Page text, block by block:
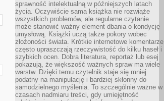
sprawność intelektualną w późniejszych latach
życia. Oczywiście sama książka nie rozwiąże
wszystkich problemów, ale regularne czytanie
może stanowić ważny element dbania o kondycję
umysłową. Książki uczą także pokory wobec
złożoności świata. Krótkie internetowe komentarze
często upraszczają rzeczywistość do kilku haseł i
szybkich ocen. Dobra literatura, reportaż lub esej
pokazują, że większość ważnych spraw ma wiele
warstw. Dzięki temu czytelnik staje się mniej
podatny na manipulację i bardziej skłonny do
samodzielnego myślenia. To szczególnie ważne w
czasach nadmiaru treści, gdy umiejętność